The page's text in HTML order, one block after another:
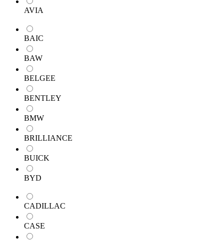
AVIA
BAIC
BAW
BELGEE
BENTLEY
BMW
BRILLIANCE
BUICK
BYD
CADILLAC
CASE